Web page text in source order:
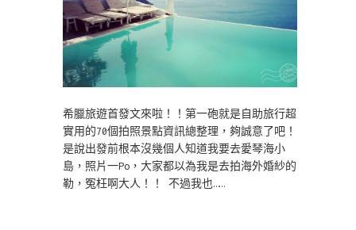
希臘旅遊首發文來啦！！第一砲就是自助旅行超
實用的70個拍照景點資訊總整理，夠誠意了吧！
是說出發前根本沒幾個人知道我要去愛琴海小
島，照片一Po，大家都以為我是去拍海外婚紗的
勒，冤枉啊大人！！ 不過我也……